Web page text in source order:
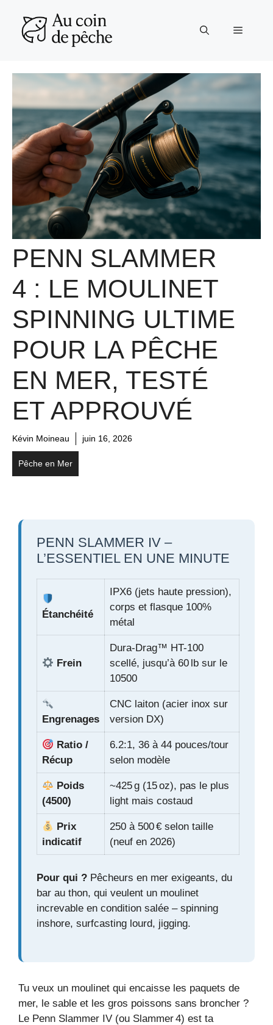
contenu
Menu
PENN SLAMMER
4 : LE MOULINET
SPINNING ULTIME
POUR LA PÊCHE
EN MER, TESTÉ
ET APPROUVÉ
Kévin Moineau juin 16, 2026
Pêche en Mer
PENN SLAMMER IV –
L’ESSENTIEL EN UNE MINUTE
Étanchéité
IPX6 (jets haute pression),
corps et flasque 100%
métal
Frein
Dura-Drag™ HT-100
scellé, jusqu’à 60 lb sur le
10500
Engrenages
CNC laiton (acier inox sur
version DX)
Ratio /
Récup
6.2:1, 36 à 44 pouces/tour
selon modèle
Poids
(4500)
~425 g (15 oz), pas le plus
light mais costaud
Prix
indicatif
250 à 500 € selon taille
(neuf en 2026)
Pour qui ? Pêcheurs en mer exigeants, du
bar au thon, qui veulent un moulinet
increvable en condition salée – spinning
inshore, surfcasting lourd, jigging.
Tu veux un moulinet qui encaisse les paquets de
mer, le sable et les gros poissons sans broncher ?
Le Penn Slammer IV (ou Slammer 4) est ta